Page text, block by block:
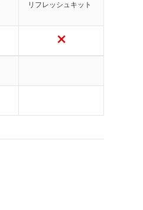
リフレッシュキット